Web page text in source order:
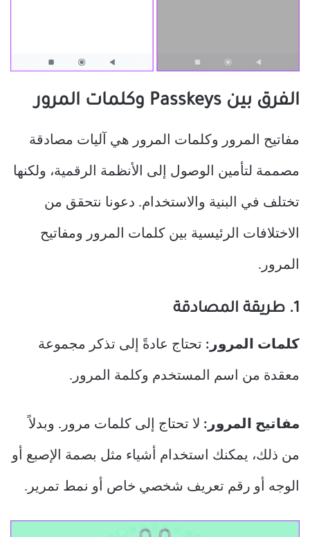
الفرق بين Passkeys وكلمات المرور
مفاتيح المرور وكلمات المرور هي آليات مصادقة
مصممة لتأمين الوصول إلى الأنظمة الرقمية، ولكنها
تختلف في البنية والاستخدام. دعونا نتحقق من
الاختلافات الرئيسية بين كلمات المرور ومفاتيح
المرور.
1. طريقة المصادقة
كلمات المرور: تحتاج عادةً إلى تذكر مجموعة
معقدة من اسم المستخدم وكلمة المرور.
مفاتيح المرور: لا تحتاج إلى كلمات مرور. وبدلاً
من ذلك، يمكنك استخدام أشياء مثل بصمة الإصبع أو
الوجه أو رقم تعريف شخصي خاص أو نمط تمرير.